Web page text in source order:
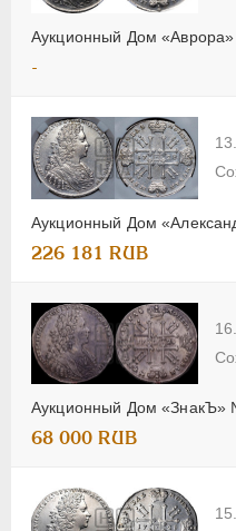
Аукционный Дом
-
Аукционный Дом
226 181 RUB
Аукционный Дом
68 000 RUB